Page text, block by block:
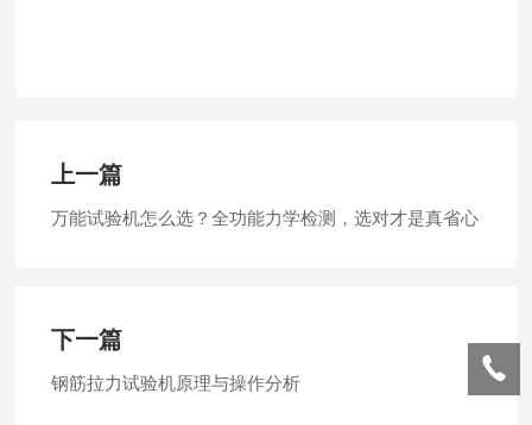
上一篇
万能试验机怎么选？全功能力学检测，选对才是真省心
下一篇
钢筋拉力试验机原理与操作分析